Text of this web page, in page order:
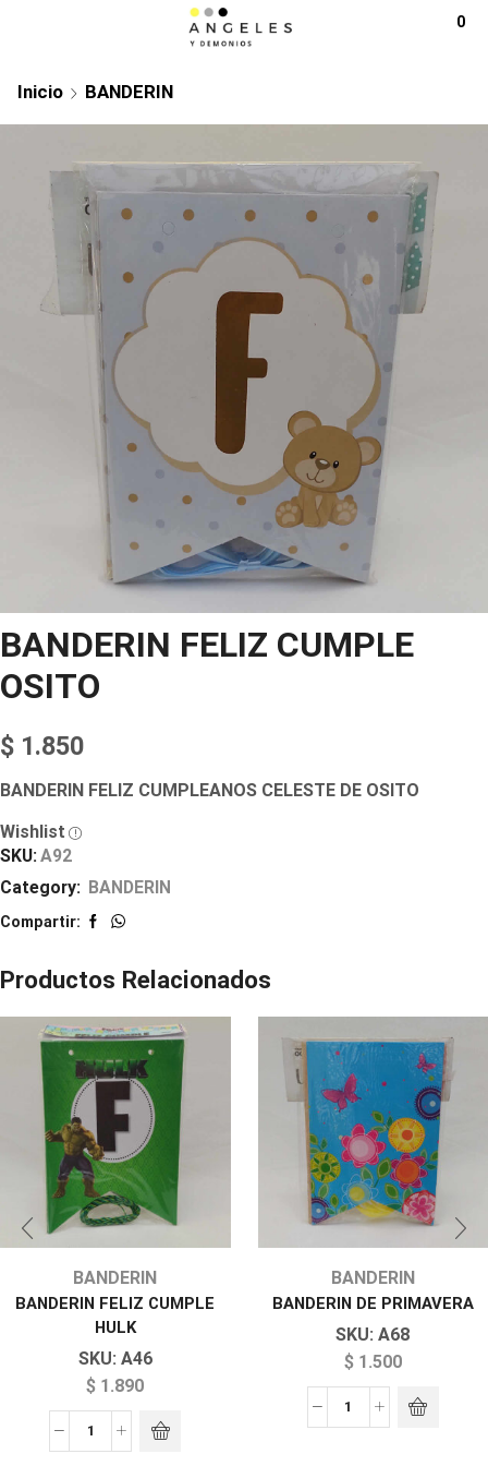
0
Inicio BANDERIN
BANDERIN FELIZ CUMPLE
OSITO
$ 1.850
BANDERIN FELIZ CUMPLEANOS CELESTE DE OSITO
Wishlist
SKU: A92
Category: BANDERIN
Compartir:
Productos Relacionados
BANDERIN
BANDERIN FELIZ CUMPLE
HULK
SKU: A46
$ 1.890
BANDERIN
BANDERIN DE PRIMAVERA
SKU:A68
$1.500